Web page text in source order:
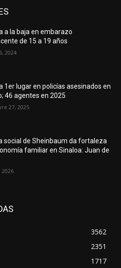
a la baja en embarazo
de 15 a 19 años
2024
1er lugar en policías asesinados en
46 agentes en 2025
27, 2025
social de Sheinbaum da fortaleza
familiar en Sinaloa: Juan de
2026
3562
2351
1717